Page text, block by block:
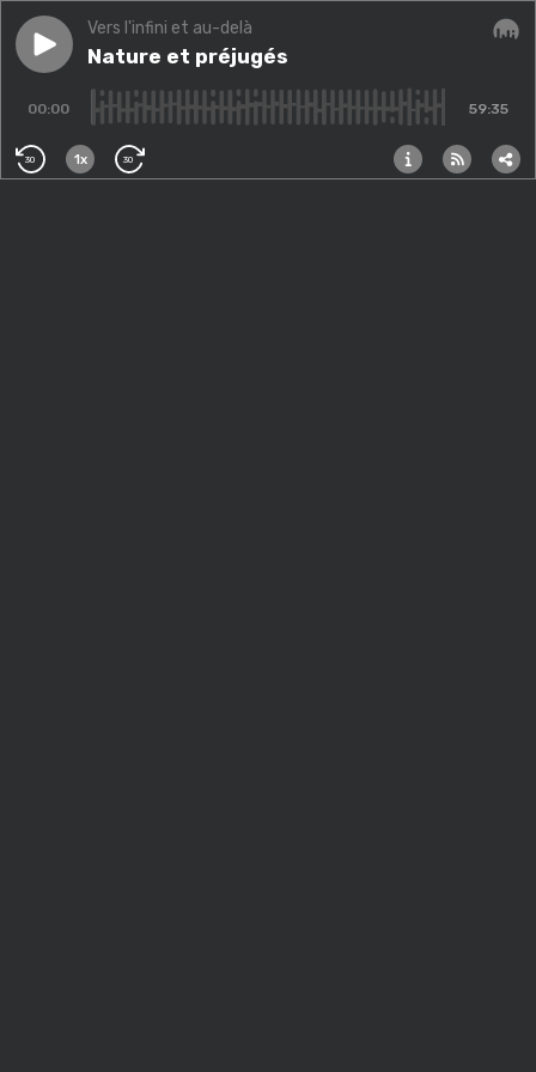
Play episodeNature et préjugés
Vers l'infini et au-delà
Nature et préjugés
00:00 59:35
30 1x 30